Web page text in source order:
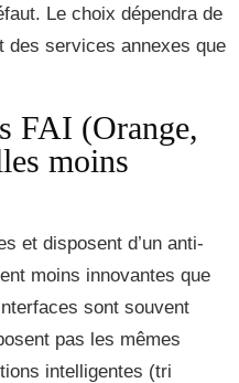
Le choix dépendra de
des services annexes que
FAI (Orange,
moins
et disposent d’un anti-
moins innovantes que
sont souvent
pas les mêmes
intelligentes (tri